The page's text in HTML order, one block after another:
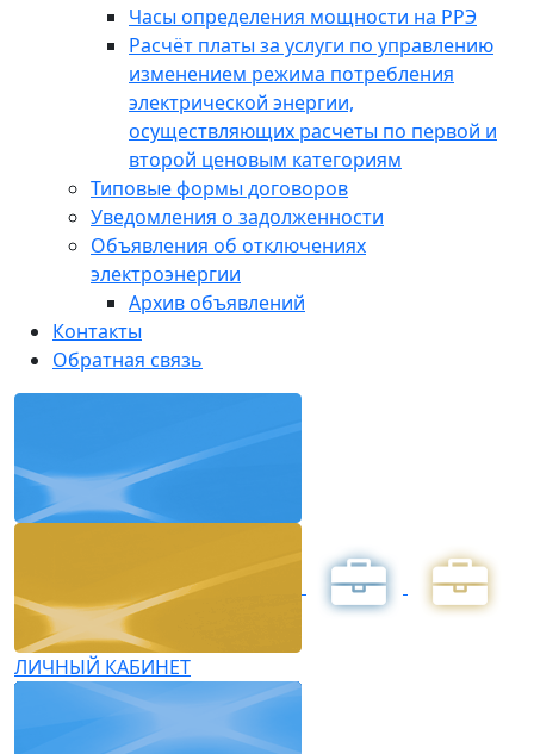
Часы определения мощности на РРЭ
Расчёт платы за услуги по управлению
изменением режима потребления
электрической энергии,
осуществляющих расчеты по первой и
второй ценовым категориям
Типовые формы договоров
Уведомления о задолженности
Объявления об отключениях
электроэнергии
Архив объявлений
Контакты
Обратная связь
ЛИЧНЫЙ КАБИНЕТ